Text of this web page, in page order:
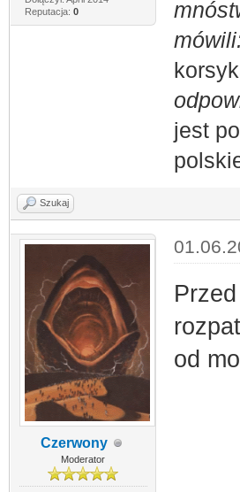
Reputacja: 0
jest
Szukaj
Czerwony
Moderator
od